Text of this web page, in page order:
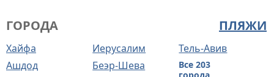
ПЛЯЖИ
ГОРОДА
Хайфа Иерусалим
Тель-Авив
Ашдод
Беэр-Шева
Все 203